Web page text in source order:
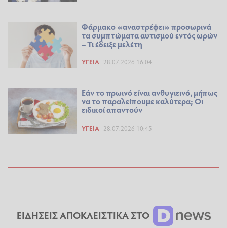
Φάρμακο «αναστρέφει» προσωρινά
τα συμπτώματα αυτισμού εντός ωρών
– Τι έδειξε μελέτη
ΥΓΕΊΑ 28.07.2026 16:04
Εάν το πρωινό είναι ανθυγιεινό, μήπως
να το παραλείπουμε καλύτερα; Οι
ειδικοί απαντούν
ΥΓΕΊΑ 28.07.2026 10:45
ΕΙΔΗΣΕΙΣ ΑΠΟΚΛΕΙΣΤΙΚΑ ΣΤΟ